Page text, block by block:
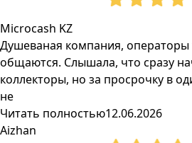
Microcash KZ
Душеваная компания, операторы
общаются. Слышала, что сразу
коллекторы, но за просрочку в
не
Читать полностью12.06.2026
Aizhan